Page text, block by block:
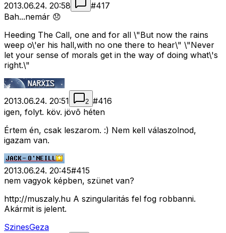
2013.06.24. 20:58 #417
Bah...nemár 😞
Heeding The Call, one and for all \"But now the rains
weep o\'er his hall,with no one there to hear\" \"Never
let your sense of morals get in the way of doing what\'s
right.\"
2013.06.24. 20:51 2 #416
igen, folyt. köv. jövõ héten
Értem én, csak leszarom. :) Nem kell válaszolnod,
igazam van.
2013.06.24. 20:45#415
nem vagyok képben, szünet van?
http://muszaly.hu A szingularitás fel fog robbanni.
Akármit is jelent.
SzinesGeza